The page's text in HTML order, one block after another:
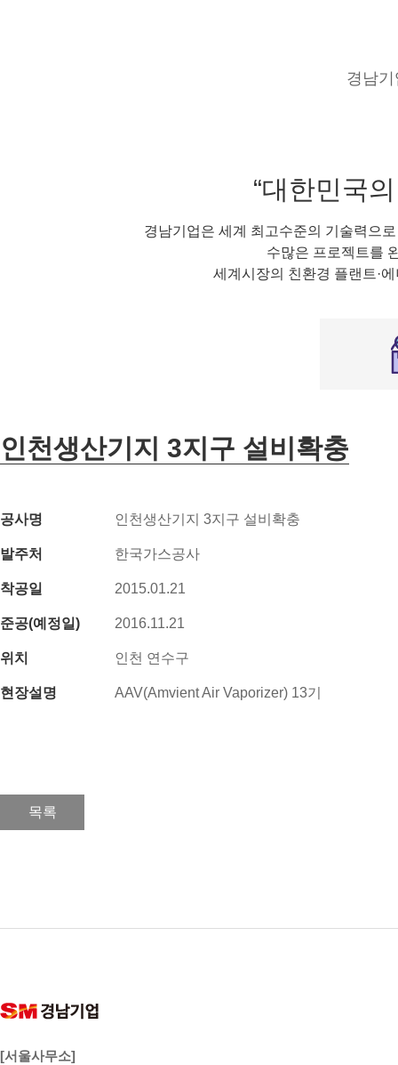
경남
“대한민국
경남기업은 세계 최고수준의 기술력으
수많은 프로젝트를
세계시장의 친환경 플랜트·
인천생산기지 3지구 설비확충
공사명 인천생산기지 3지구 설비확충
발주처 한국가스공사
착공일 2015.01.21
준공(예정일) 2016.11.21
위치 인천 연수구
현장설명 AAV(Amvient Air Vaporizer) 13기
목록
[서울사무소]